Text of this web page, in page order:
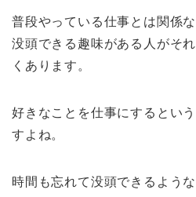
普段やっている仕事とは関係
没頭できる趣味がある人がそ
くあります。
好きなことを仕事にするとい
すよね。
時間も忘れて没頭できるよう